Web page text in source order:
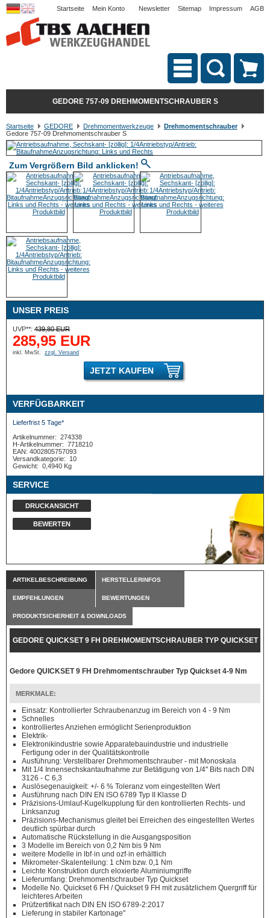
Startseite Mein Konto Newsletter Sitemap Impressum AGB
GEDORE 757-09 DREHMOMENTSCHRAUBER S
Startseite GEDORE Drehmomentwerkzeuge
Drehmomentschrauber
Gedore 757-09 Drehmomentschrauber S
Zum Vergrößern Bild anklicken!
UNSER PREIS
UVP**: 439,80 EUR
285,95 EUR
inkl. MwSt. zzgl. Versand
JETZT KAUFEN
VERFÜGBARKEIT
Lieferfrist 5 Tage*
Artikelnummer: 274338
H-Artikelnummer: 7718210
EAN: 4002805757093
Versandkategorie:
10
Gewicht: 0,4940 Kg
SERVICE
DRUCKANSICHT
BEWERTEN
ARTIKELBESCHREIBUNG HERSTELLERINFOS
EMPFEHLUNGEN BEWERTUNGEN
PRODUKTSICHERHEIT & DOWNLOADS
GEDORE QUICKSET 9 FH DREHMOMENTSCHRAUBER TYP QUICKSET
Gedore QUICKSET 9 FH Drehmomentschrauber Typ Quickset 4-9 Nm
MERKMALE:
Einsatz: Kontrollierter Schraubenanzug im Bereich von 4 - 9 Nm
Schnelles
kontrolliertes Anziehen ermöglicht Serienproduktion
Elektrik-
Elektronikindustrie sowie Apparatebauindustrie und industrielle
Fertigung oder in der Qualitätskontrolle
Ausführung: Verstellbarer Drehmomentschrauber - mit Monoskala
Mit 1/4 Innensechskantaufnahme zur Betätigung von 1/4" Bits nach DIN
3126 - C 6,3
Auslösegenauigkeit: +/- 6 % Toleranz vom eingestellten Wert
Ausführung nach DIN EN ISO 6789 Typ II Klasse D
Präzisions-Umlauf-Kugelkupplung für den kontrollierten Rechts- und
Linksanzug
Präzisions-Mechanismus gleitet bei Erreichen des eingestellten Wertes
deutlich spürbar durch
Automatische Rückstellung in die Ausgangsposition
3 Modelle im Bereich von 0,2 Nm bis 9 Nm
weitere Modelle in lbf·in und ozf·in erhältlich
Mikrometer-Skalenteilung: 1 cNm bzw. 0,1 Nm
Leichte Konstruktion durch eloxierte Aluminiumgriffe
Lieferumfang: Drehmomentschrauber Typ Quickset
Modelle No. Quickset 6 FH / Quickset 9 FH mit zusätzlichem Quergriff für
leichteres Arbeiten
Prüfzertifikat nach DIN EN ISO 6789-2:2017
Lieferung in stabiler Kartonage"